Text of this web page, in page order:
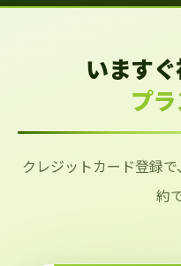
いますぐ
プ
クレジットカード登録
約